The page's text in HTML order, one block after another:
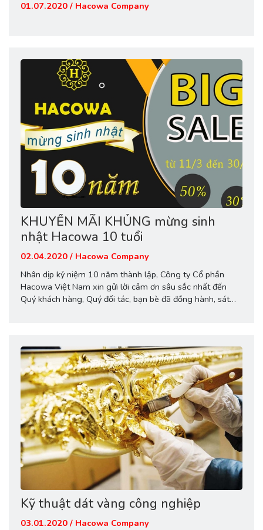
01.07.2020 / Hacowa Company
KHUYẾN MÃI KHỦNG mừng sinh
nhật Hacowa 10 tuổi
02.04.2020 / Hacowa Company
Nhân dịp kỷ niệm 10 năm thành lập, Công ty Cổ phần
Hacowa Việt Nam xin gửi lời cảm ơn sâu sắc nhất đến
Quý khách hàng, Quý đối tác, bạn bè đã đồng hành, sát
Kỹ thuật dát vàng công nghiệp
03.01.2020 / Hacowa Company